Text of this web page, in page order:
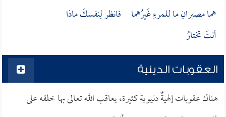
هما مصيرانِ ما للمرءِ غَيرُهما فانظر لِنفسكَ ماذا
أنتَ تختارُ
العقوبات الدينية
هناك عقوبات إلهيةٌ دنيوية كثيرة، يعاقب الله تعالى بها خلقه على